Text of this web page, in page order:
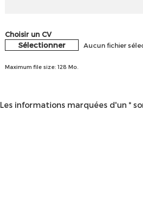
Choisir un CV
Sélectionner Aucun fichier
Maximum file size: 128 Mo.
Les informations marquées d'un *